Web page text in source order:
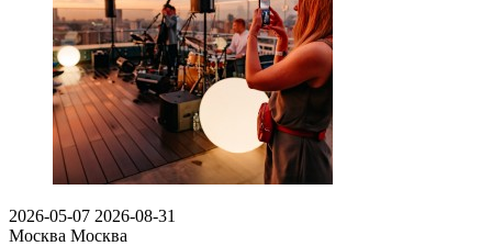
2026-05-07 2026-08-31
Москва Москва